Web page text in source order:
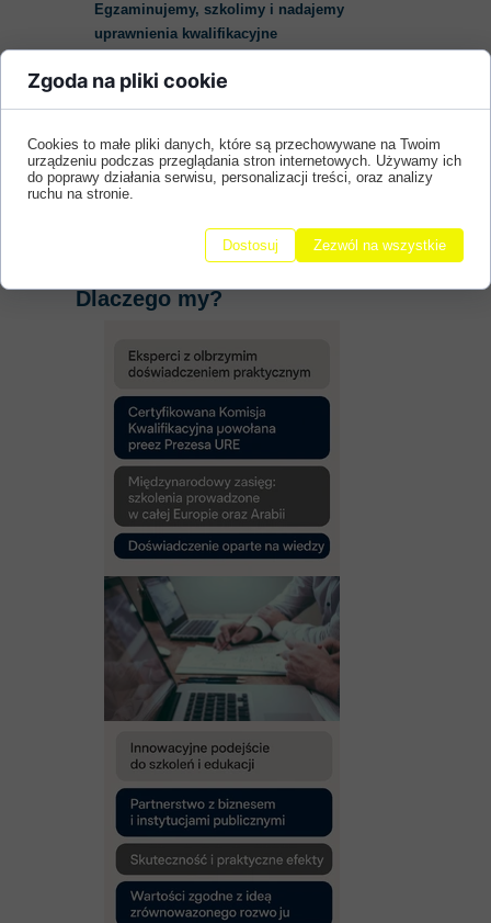
Dlaczego my?
Przygotowujemy opinie,
rekomendacje i porady techniczne
Egzaminujemy, szkolimy i nadajemy
uprawnienia kwalifikacyjne
Zgoda na pliki cookie
Cookies to małe pliki danych, które są przechowywane na Twoim
urządzeniu podczas przeglądania stron internetowych. Używamy ich
do poprawy działania serwisu, personalizacji treści, oraz analizy
ruchu na stronie.
Dostosuj Zezwól na wszystkie